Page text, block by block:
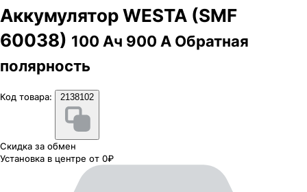
Аккумулятор WESTA (SMF
60038) 100 Ач 900 А Обратная
полярность
Код товара: 2138102
Скидка за обмен
Установка в центре от 0₽